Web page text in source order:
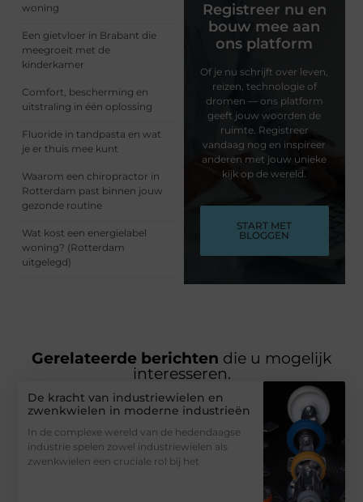
woning
Een gietvloer in Brabant die
meegroeit met de
kinderkamer
Comfort, bescherming en
uitstraling in één oplossing
Fluoride in tandpasta en wat
je er thuis mee kunt
Waarom een chiropractor in
Rotterdam past binnen jouw
gezonde routine
Wat kost een energielabel
woning? (Rotterdam
uitgelegd)
Registreer nu en
bouw mee aan
ons platform
Of je nu schrijft over leven,
reizen, technologie of
dromen — ons platform
geeft jouw woorden de
ruimte. Registreer
vandaag nog en inspireer
anderen met jouw unieke
kijk op de wereld.
START MET
BLOGGEN
Gerelateerde berichten die u mogelijk
interesseren.
De kracht van industriewielen en
zwenkwielen in moderne industrieën
In de complexe wereld van de hedendaagse
industrie spelen zowel industriewielen als
zwenkwielen een cruciale rol bij het